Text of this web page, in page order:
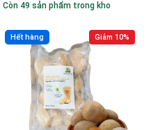
Còn 49 sản phẩm trong kho
Giảm 10%
Hết hàng